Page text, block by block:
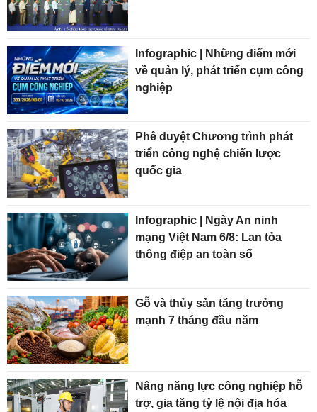
Infographic | Những điểm mới
về quản lý, phát triển cụm công
nghiệp
Phê duyệt Chương trình phát
triển công nghệ chiến lược
quốc gia
Infographic | Ngày An ninh
mạng Việt Nam 6/8: Lan tỏa
thông điệp an toàn số
Gỗ và thủy sản tăng trưởng
mạnh 7 tháng đầu năm
Nâng năng lực công nghiệp hỗ
trợ, gia tăng tỷ lệ nội địa hóa